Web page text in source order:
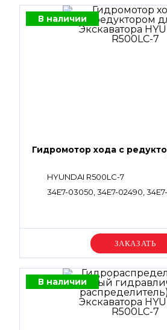
В наличии
Гидромотор хода с
HYUNDAI R500LC-7
34E7-03050, 34E7-02490,
Уточняйте
В наличии